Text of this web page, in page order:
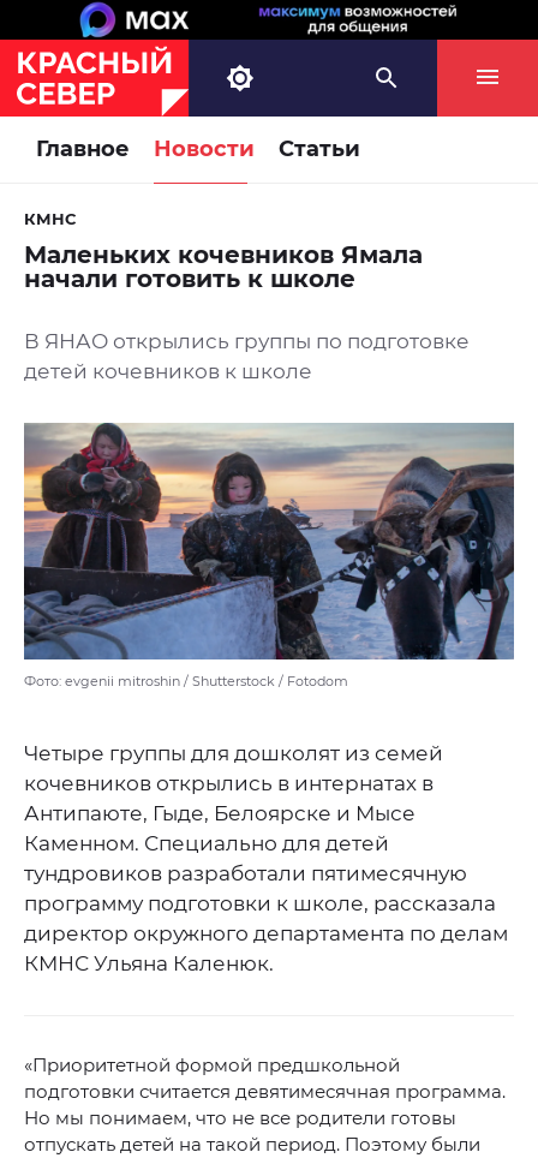
Главное Новости Статьи
КМНС
Маленьких кочевников Ямала
начали готовить к школе
В ЯНАО открылись группы по подготовке
детей кочевников к школе
Фото: evgenii mitroshin / Shutterstock / Fotodom
Четыре группы для дошколят из семей
кочевников открылись в интернатах в
Антипаюте, Гыде, Белоярске и Мысе
Каменном. Специально для детей
тундровиков разработали пятимесячную
программу подготовки к школе, рассказала
директор окружного департамента по делам
КМНС Ульяна Каленюк.
«Приоритетной формой предшкольной
подготовки считается девятимесячная программа.
Но мы понимаем, что не все родители готовы
отпускать детей на такой период. Поэтому были